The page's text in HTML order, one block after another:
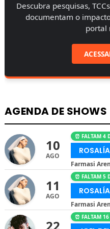
Descubra pesquisas,
documentam o
portal
AGENDA DE SHOWS
10
AGO
⏰ FALTAM 4
ROSALÍA
Farmasi
11
AGO
⏰ FALTAM 5
ROSALÍA
Farmasi
⏰ FALTAM